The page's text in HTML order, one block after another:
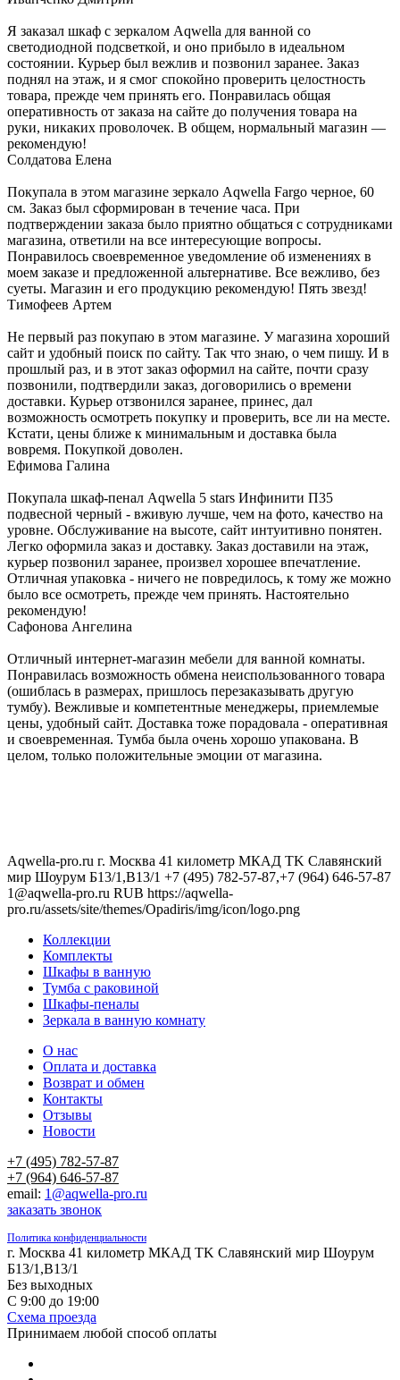
Я заказал шкаф с зеркалом Aqwella для ванной со
светодиодной подсветкой, и оно прибыло в идеальном
состоянии. Курьер был вежлив и позвонил заранее. Заказ
поднял на этаж, и я смог спокойно проверить целостность
товара, прежде чем принять его. Понравилась общая
оперативность от заказа на сайте до получения товара на
руки, никаких проволочек. В общем, нормальный магазин —
рекомендую!
Солдатова Елена
Покупала в этом магазине зеркало Aqwella Fargo черное, 60
см. Заказ был сформирован в течение часа. При
подтверждении заказа было приятно общаться с сотрудниками
магазина, ответили на все интересующие вопросы.
Понравилось своевременное уведомление об изменениях в
моем заказе и предложенной альтернативе. Все вежливо, без
суеты. Магазин и его продукцию рекомендую! Пять звезд!
Тимофеев Артем
Не первый раз покупаю в этом магазине. У магазина хороший
сайт и удобный поиск по сайту. Так что знаю, о чем пишу. И в
прошлый раз, и в этот заказ оформил на сайте, почти сразу
позвонили, подтвердили заказ, договорились о времени
доставки. Курьер отзвонился заранее, принес, дал
возможность осмотреть покупку и проверить, все ли на месте.
Кстати, цены ближе к минимальным и доставка была
вовремя. Покупкой доволен.
Ефимова Галина
Покупала шкаф-пенал Aqwella 5 stars Инфинити П35
подвесной черный - вживую лучше, чем на фото, качество на
уровне. Обслуживание на высоте, сайт интуитивно понятен.
Легко оформила заказ и доставку. Заказ доставили на этаж,
курьер позвонил заранее, произвел хорошее впечатление.
Отличная упаковка - ничего не повредилось, к тому же можно
было все осмотреть, прежде чем принять. Настоятельно
рекомендую!
Сафонова Ангелина
Отличный интернет-магазин мебели для ванной комнаты.
Понравилась возможность обмена неиспользованного товара
(ошиблась в размерах, пришлось перезаказывать другую
тумбу). Вежливые и компетентные менеджеры, приемлемые
цены, удобный сайт. Доставка тоже порадовала - оперативная
и своевременная. Тумба была очень хорошо упакована. В
целом, только положительные эмоции от магазина.
Aqwella-pro.ru г. Москва 41 километр МКАД TK Славянский
мир Шоурум Б13/1,В13/1 +7 (495) 782-57-87,+7 (964) 646-57-87
1@aqwella-pro.ru RUB https://aqwella-
pro.ru/assets/site/themes/Opadiris/img/icon/logo.png
Коллекции
Комплекты
Шкафы в ванную
Тумба с раковиной
Шкафы-пеналы
Зеркала в ванную комнату
О нас
Оплата и доставка
Возврат и обмен
Контакты
Отзывы
Новости
+7 (495) 782-57-87
+7 (964) 646-57-87
email: 1@aqwella-pro.ru
заказать звонок
Политика конфиденциальности
г. Москва 41 километр МКАД TK Славянский мир Шоурум
Б13/1,В13/1
Без выходных
С 9:00 до 19:00
Схема проезда
Принимаем любой способ оплаты